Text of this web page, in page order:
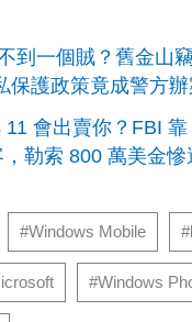
到一個賊？舊金山
保護政策竟成警方
會出賣你？FBI 靠
勒索 800 萬美金慘
#Windows Mobile
#Windows